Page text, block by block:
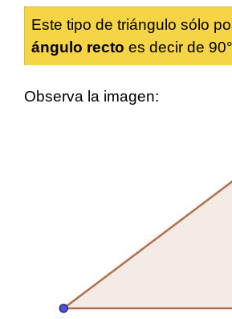
Este tipo de triángulo sólo
ángulo recto es decir de
Observa la imagen: